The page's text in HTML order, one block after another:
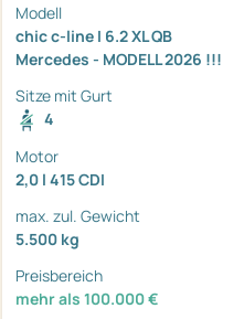
Modell
chic c-line I 6.2 XL QB
Mercedes - MODELL 2026 !!!
Sitze mit Gurt
4
Motor
2,0 l 415 CDI
max. zul. Gewicht
5.500 kg
Preisbereich
mehr als 100.000 €